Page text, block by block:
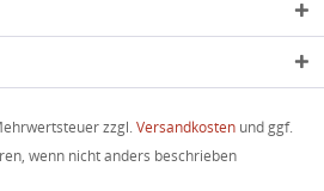
zzgl. Versandkosten und ggf.
wenn nicht anders beschrieben